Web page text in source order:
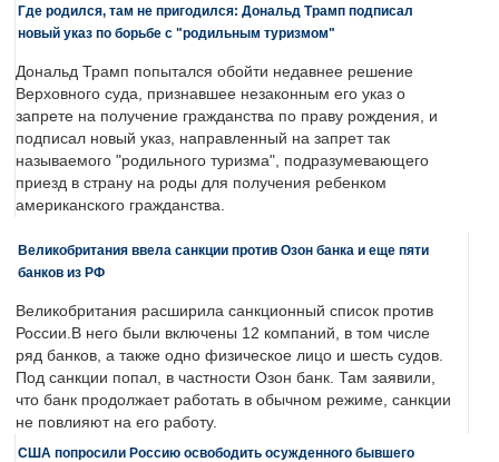
Где родился, там не пригодился: Дональд Трамп подписал
новый указ по борьбе с "родильным туризмом"
Дональд Трамп попытался обойти недавнее решение
Верховного суда, признавшее незаконным его указ о
запрете на получение гражданства по праву рождения, и
подписал новый указ, направленный на запрет так
называемого "родильного туризма", подразумевающего
приезд в страну на роды для получения ребенком
американского гражданства.
Великобритания ввела санкции против Озон банка и еще пяти
банков из РФ
Великобритания расширила санкционный список против
России.В него были включены 12 компаний, в том числе
ряд банков, а также одно физическое лицо и шесть судов.
Под санкции попал, в частности Озон банк. Там заявили,
что банк продолжает работать в обычном режиме, санкции
не повлияют на его работу.
США попросили Россию освободить осужденного бывшего